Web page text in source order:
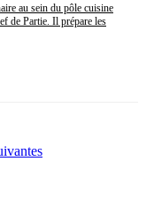
au sein du pôle cuisine
de Partie. Il prépare les